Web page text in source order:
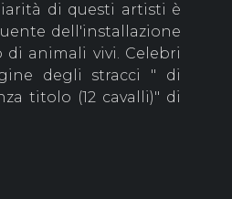
di questi artisti è
dell'installazione
di animali vivi. Celebri
degli stracci " di
titolo (12 cavalli)" di